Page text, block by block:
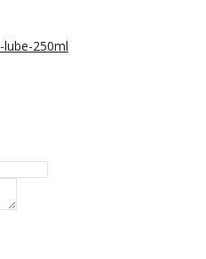
250ml